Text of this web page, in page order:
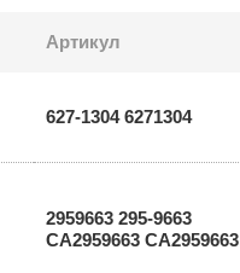
Артикул
627-1304 6271304
2959663 295-9663
CA2959663 СА2959663